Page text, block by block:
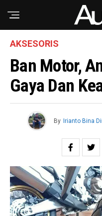
AKSESORIS
Ban Motor,
Gaya Dan
By Irianto Bina